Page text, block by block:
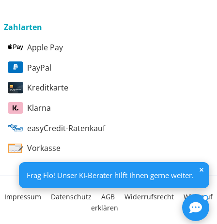
Frag Flo! Unser KI-Berater hilft Ihnen gerne weiter.
aus Mitteln des Europäischen Sozialfonds Plus und
Zahlarten
Apple Pay
PayPal
Kreditkarte
Klarna
easyCredit-Ratenkauf
Vorkasse
Impressum Datenschutz AGB Widerrufsrecht
Widerruf
erklären